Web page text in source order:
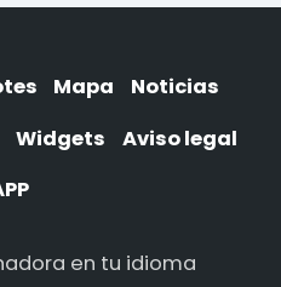
Mapa
Noticias
Widgets
Aviso legal
en tu idioma